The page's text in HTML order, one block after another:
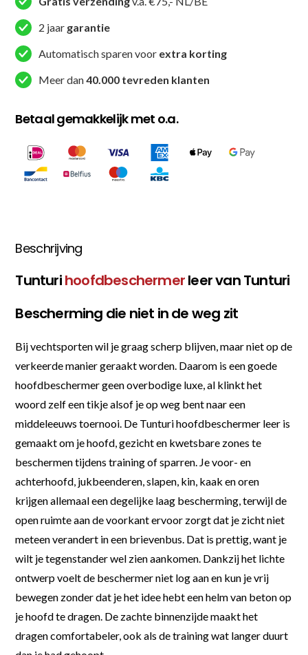
L/XL
-
Zwart
aantal
2 jaar garantie
Automatisch sparen voor extra korting
Meer dan40.000 tevreden klanten
Betaal gemakkelijk met o.a.
Beschrijving
Tunturihoofdbeschermerleer van Tunturi
Bescherming die niet in de weg zit
Bij vechtsporten wil je graag scherp blijven, maar niet op de
verkeerde manier geraakt worden. Daarom is een goede
hoofdbeschermer geen overbodige luxe, al klinkt het
woord zelf een tikje alsof je op weg bent naar een
middeleeuws toernooi. De Tunturi hoofdbeschermer leer is
gemaakt om je hoofd, gezicht en kwetsbare zones te
beschermen tijdens training of sparren. Je voor- en
achterhoofd, jukbeenderen, slapen, kin, kaak en oren
krijgen allemaal een degelijke laag bescherming, terwijl de
open ruimte aan de voorkant ervoor zorgt dat je zicht niet
meteen verandert in een brievenbus. Dat is prettig, want je
wilt je tegenstander wel zien aankomen. Dankzij het lichte
ontwerp voelt de beschermer niet log aan en kun je vrij
bewegen zonder dat je het idee hebt een helm van beton op
je hoofd te dragen. De zachte binnenzijde maakt het
dragen comfortabeler, ook als de training wat langer duurt